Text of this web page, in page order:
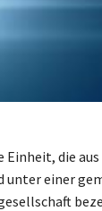
die
einer